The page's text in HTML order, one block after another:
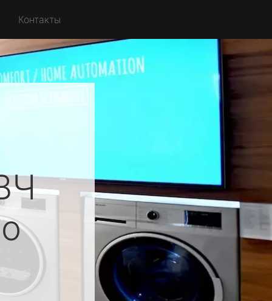
Контакты